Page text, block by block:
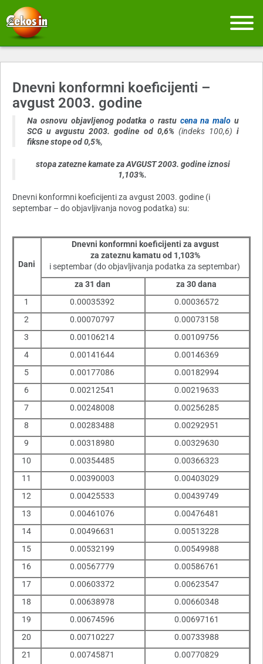
Dnevni konformni koeficijenti –
avgust 2003. godine
Na osnovu objavljenog podatka o rastu cena na malou
SCG u avgustu 2003. godine od 0,6% (indeks 100,6)i
fiksne stope od 0,5%,
stopa zatezne kamate za AVGUST 2003. godine iznosi
1,103%.
Dnevni konformni koeficijenti za avgust 2003. godine (i
septembar – do objavljivanja novog podatka) su:
Dani
Dnevni konformni koeficijenti za avgust
za zateznu kamatu od 1,103%
i septembar (do objavljivanja podatka za septembar)
za 31 dan
za 30 dana
1
0.00035392
0.00036572
2
0.00070797
0.00073158
3
0.00106214
0.00109756
4
0.00141644
0.00146369
5
0.00177086
0.00182994
6
0.00212541
0.00219633
7
0.00248008
0.00256285
8
0.00283488
0.00292951
9
0.00318980
0.00329630
10
0.00354485
0.00366323
11
0.00390003
0.00403029
12
0.00425533
0.00439749
13
0.00461076
0.00476481
14
0.00496631
0.00513228
15
0.00532199
0.00549988
16
0.00567779
0.00586761
17
0.00603372
0.00623547
18
0.00638978
0.00660348
19
0.00674596
0.00697161
20
0.00710227
0.00733988
21
0.00745871
0.00770829